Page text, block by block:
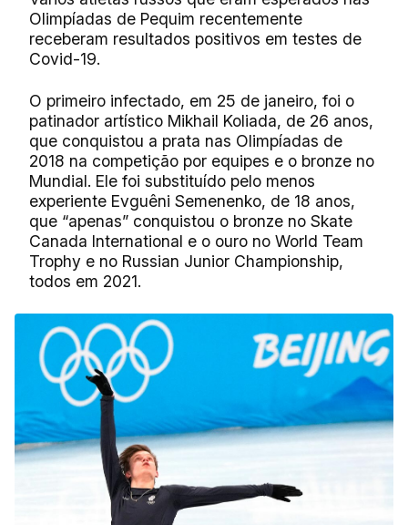
Olimpíadas de Pequim recentemente
receberam resultados positivos em testes de
Covid-19.
O primeiro infectado, em 25 de janeiro, foi o
patinador artístico Mikhail Koliada, de 26 anos,
que conquistou a prata nas Olimpíadas de
2018 na competição por equipes e o bronze no
Mundial. Ele foi substituído pelo menos
experiente Evguêni Semenenko, de 18 anos,
que “apenas” conquistou o bronze no Skate
Canada International e o ouro no World Team
Trophy e no Russian Junior Championship,
todos em 2021.